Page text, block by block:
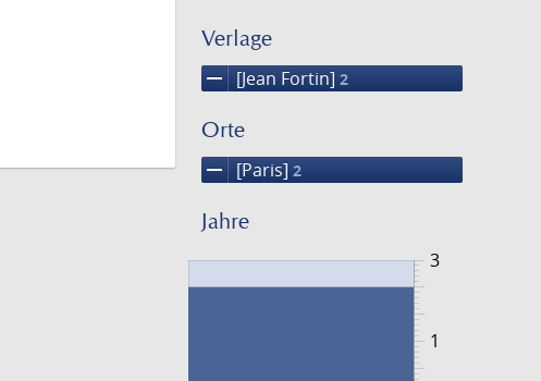
Verlage
remove [Jean Fortin] 2
Orte
remove [Paris] 2
Jahre
3
1